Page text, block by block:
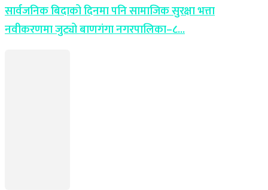
सार्वजनिक बिदाको दिनमा पनि सामाजिक सुरक्षा भत्ता
नवीकरणमा जुट्यो बाणगंगा नगरपालिका–८...